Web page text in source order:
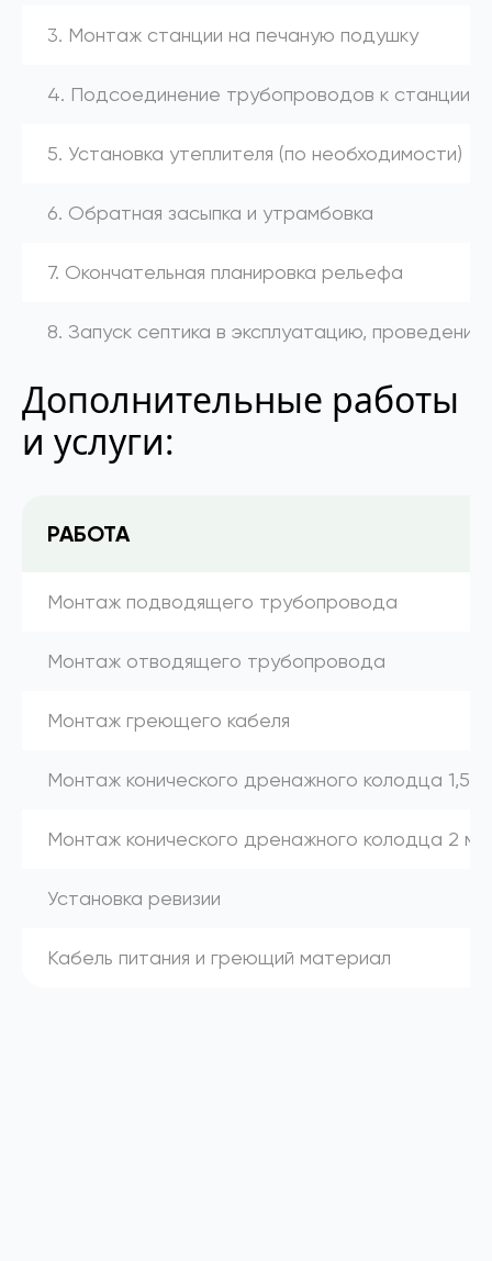
3. Монтаж станции на печаную подушку
4. Подсоединение трубопроводов к станции
5. Установка утеплителя (по необходимости)
6. Обратная засыпка и утрамбовка
7. Окончательная планировка рельефа
8. Запуск септика в эксплуатацию,
Дополнительные работы
и услуги:
РАБОТА
Монтаж подводящего трубопровода
Монтаж отводящего трубопровода
Монтаж греющего кабеля
Монтаж конического дренажного колодца 1,5 м
Монтаж конического дренажного колодца 2 м
Установка ревизии
Кабель питания и греющий материал